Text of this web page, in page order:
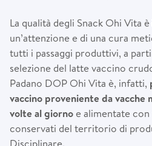
La qualità degli Snack Ohi Vita
un’attenzione e di una cura
tutti i passaggi produttivi, a
selezione del latte vaccino
Padano DOP Ohi Vita è, infatti,
vaccino proveniente da vacche
volte al giorno e alimentate
conservati del territorio di
Disciplinare.